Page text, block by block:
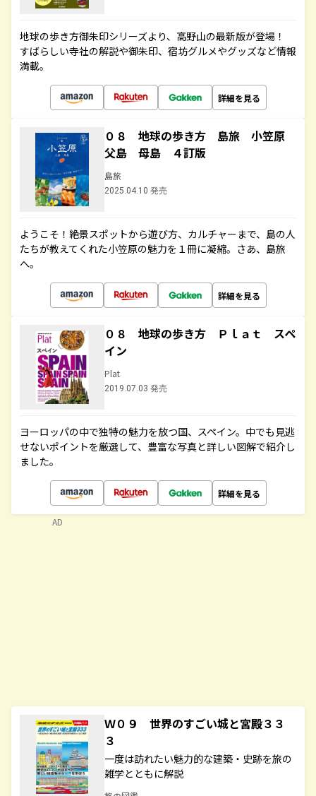
地球の歩き方御朱印シリーズより、高野山の最新版が登場！
すばらしい寺社の解説や御朱印、宿坊グルメやグッズなど情報
満載。
詳細を見る
０８ 地球の歩き方 島旅 小笠原
父島 母島 ４訂版
島旅
2025.04.10 発売
ようこそ！絶景スポットから遊び方、カルチャーまで、島の人
たちが教えてくれた小笠原の魅力を１冊に凝縮。さあ、島旅
へ。
詳細を見る
０８ 地球の歩き方 Ｐｌａｔ スペ
イン
Plat
2019.07.03 発売
ヨーロッパの中で独特の魅力を放つ国、スペイン。中でも見逃
せないポイントを厳選して、豊富な写真と詳しい図解で紹介し
ました。
詳細を見る
Ｗ０９ 世界のすごい城と宮殿３３
３
一度は訪れたい魅力的な建築・史跡を旅の
雑学とともに解説
AD